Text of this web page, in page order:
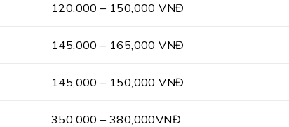
120,000 – 150,000 VNĐ
145,000 – 165,000 VNĐ
145,000 – 150,000 VNĐ
350,000 – 380,000VNĐ